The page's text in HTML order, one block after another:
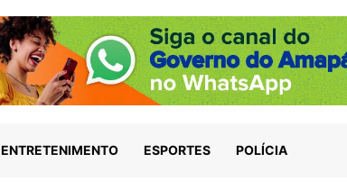
ENTRETENIMENTO ESPORTES POLÍCIA